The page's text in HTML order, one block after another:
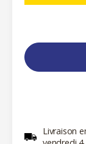
Livraison